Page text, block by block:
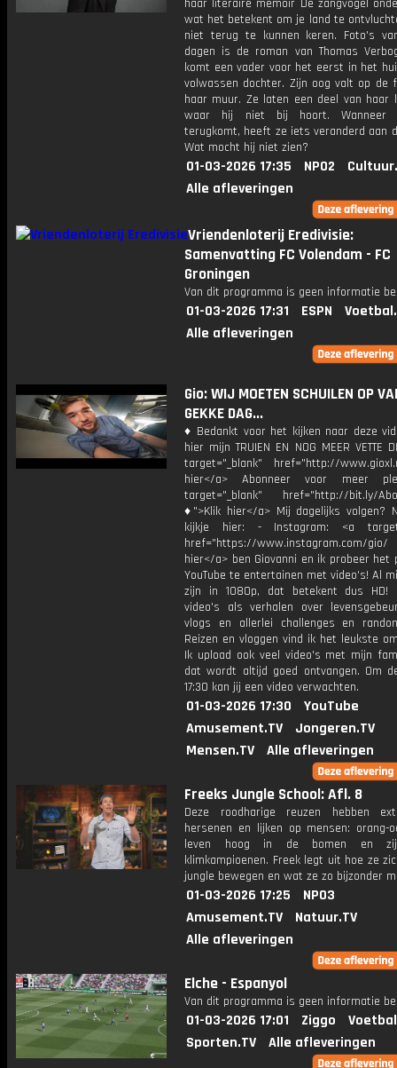
haar literaire memoir De zangvogel
wat het betekent om je land te
niet terug te kunnen keren. Foto's
dagen is de roman van Thomas
komt een vader voor het eerst in het
volwassen dochter. Zijn oog valt op de
haar muur. Ze laten een deel van haar
waar hij niet bij hoort. Wanneer
terugkomt, heeft ze iets veranderd aan
Wat mocht hij niet zien?
01-03-2026 17:35 NPO2
Alle afleveringen
Vriendenloterij Eredivisie:
Samenvatting FC Volendam - FC
Groningen
Van dit programma is geen informatie
01-03-2026 17:31 ESPN
Alle afleveringen
Gio: WIJ MOETEN SCHUILEN OP
GEKKE DAG...
♦ Bedankt voor het kijken naar deze
hier mijn TRUIEN EN NOG MEER VETTE
target="_blank" href="http://
hier</a> Abonneer voor meer
target="_blank" href="http://bit.ly/
♦">Klik hier</a> Mij dagelijks volgen?
kijkje hier: - Instagram: <a
href="https://www.instagram.com/
hier</a> ben Giovanni en ik probeer het
YouTube te entertainen met video's! Al
zijn in 1080p, dat betekent dus HD!
video's als verhalen over
vlogs en allerlei challenges en
Reizen en vloggen vind ik het leukste
Ik upload ook veel video's met mijn
dat wordt altijd goed ontvangen. Om
17:30 kan jij een video verwachten.
01-03-2026 17:30
YouTube
Amusement.TV
Jongeren.TV
Mensen.TV
Alle afleveringen
Freeks Jungle School: Afl. 8
Deze roodharige reuzen hebben
hersenen en lijken op mensen: orang-
leven hoog in de bomen en
klimkampioenen. Freek legt uit hoe ze
jungle bewegen en wat ze zo bijzonder
01-03-2026 17:25
NPO3
Amusement.TV
Natuur.TV
Alle afleveringen
Elche - Espanyol
Van dit programma is geen informatie
01-03-2026 17:01 Ziggo
Sporten.TV
Alle afleveringen